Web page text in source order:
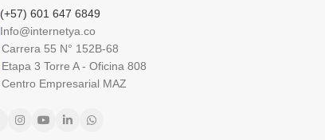
(+57) 601 647 6849
Info@internetya.co
Carrera 55 N° 152B-68
Etapa 3 Torre A - Oficina 808
Centro Empresarial MAZ